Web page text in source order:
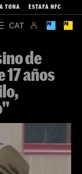
TONA ESTAFA NFC
de
17 años